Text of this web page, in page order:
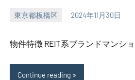
東京都板橋区 2024年11月30日
SEZIMO
物件特徴 REIT系ブランドマンシ
Continue reading